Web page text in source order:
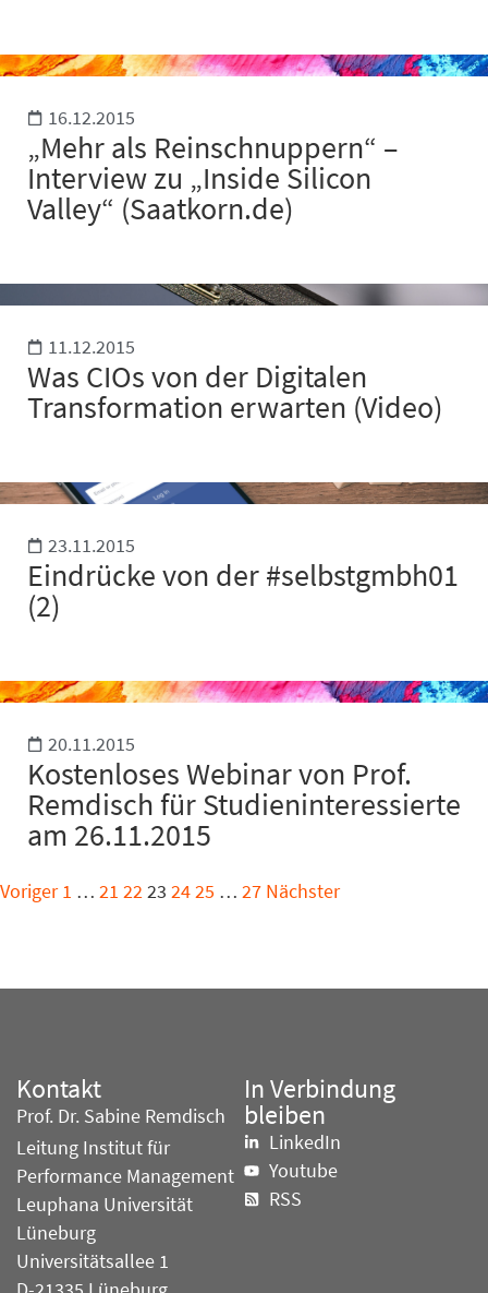
16.12.2015
„Mehr als Reinschnuppern“ –
Interview zu „Inside Silicon
Valley“ (Saatkorn.de)
11.12.2015
Was CIOs von der Digitalen
Transformation erwarten (Video)
23.11.2015
Eindrücke von der #selbstgmbh01
(2)
20.11.2015
Kostenloses Webinar von Prof.
Remdisch für Studieninteressierte
am 26.11.2015
Voriger 1 … 21 2223 2425 … 27 Nächster
Kontakt
Prof. Dr. Sabine Remdisch
Leitung Institut für
Performance Management
Leuphana Universität
Lüneburg
Universitätsallee 1
In Verbindung
bleiben
LinkedIn
Youtube
RSS